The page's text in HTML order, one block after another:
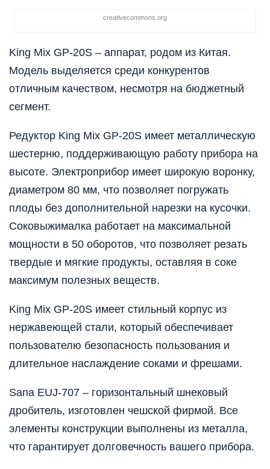
creativecommons.org
King Mix GP-20S – аппарат, родом из Китая.
Модель выделяется среди конкурентов
отличным качеством, несмотря на бюджетный
сегмент.
Редуктор King Mix GP-20S имеет металлическую
шестерню, поддерживающую работу прибора на
высоте. Электроприбор имеет широкую воронку,
диаметром 80 мм, что позволяет погружать
плоды без дополнительной нарезки на кусочки.
Соковыжималка работает на максимальной
мощности в 50 оборотов, что позволяет резать
твердые и мягкие продукты, оставляя в соке
максимум полезных веществ.
King Mix GP-20S имеет стильный корпус из
нержавеющей стали, который обеспечивает
пользователю безопасность пользования и
длительное наслаждение соками и фрешами.
Sana EUJ-707 – горизонтальный шнековый
дробитель, изготовлен чешской фирмой. Все
элементы конструкции выполнены из металла,
что гарантирует долговечность вашего прибора.